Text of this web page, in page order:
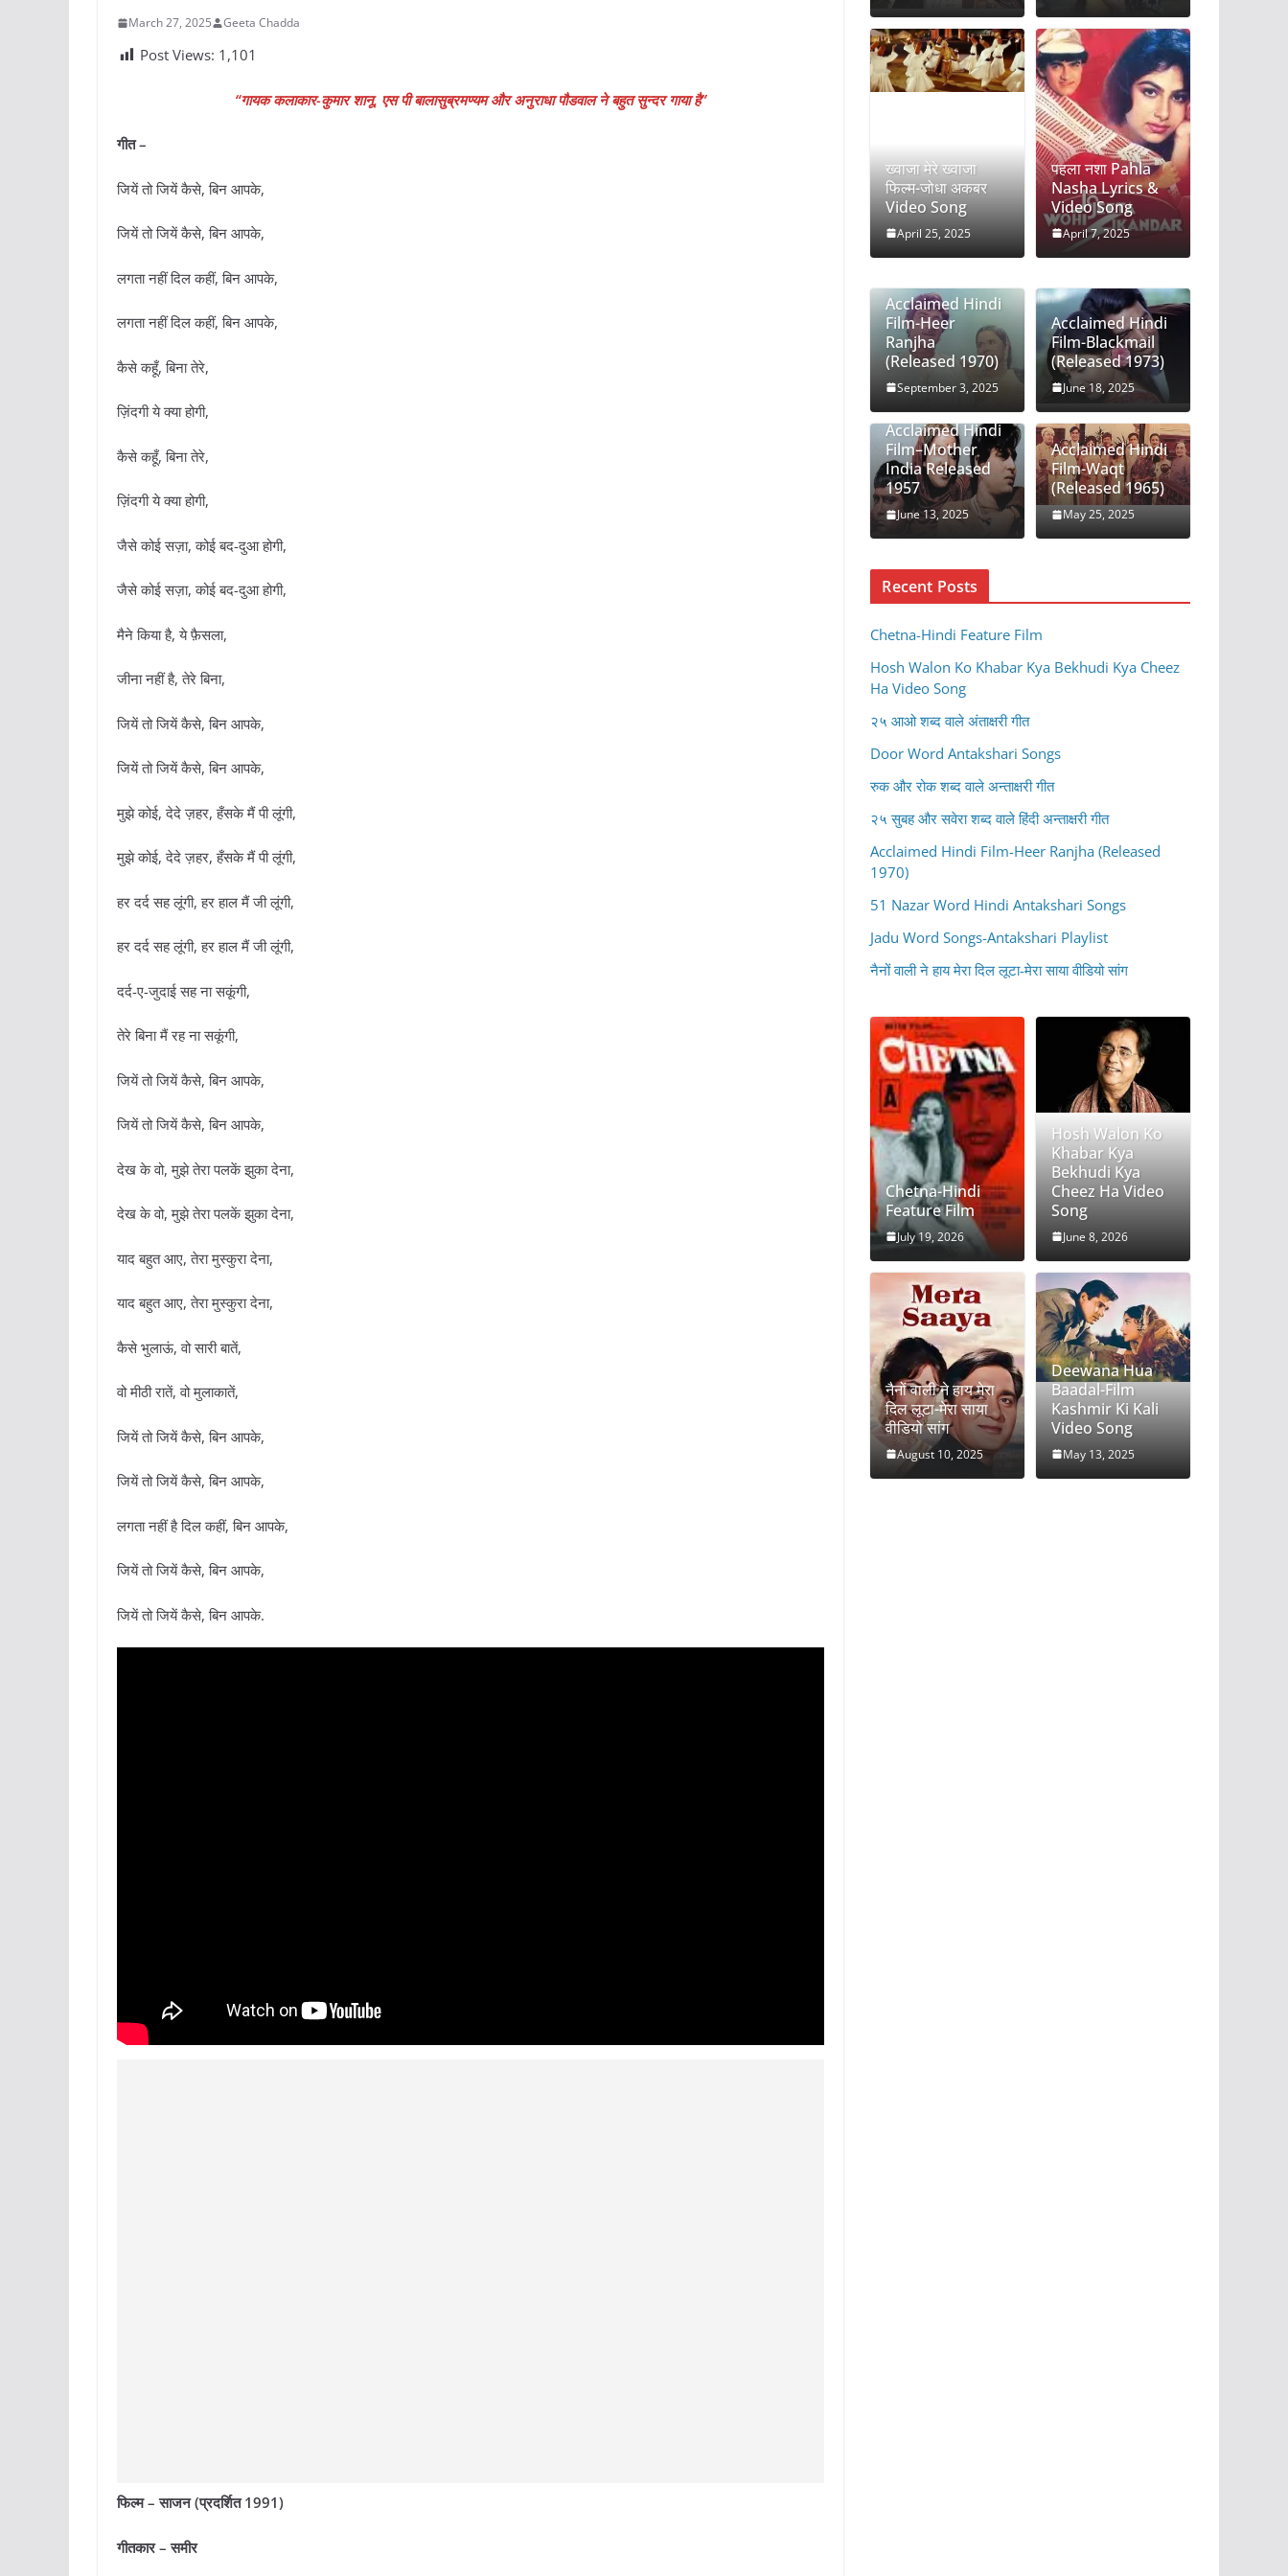
March 27, 2025 Geeta Chadda
Post Views: 1,101
“गायक कलाकार-कुमार शानू, एस पी बालासुब्रमण्यम और अनुराधा पौडवाल ने बहुत सुन्दर गाया है”
गीत –
जियें तो जियें कैसे, बिन आपके,
जियें तो जियें कैसे, बिन आपके,
लगता नहीं दिल कहीं, बिन आपके,
लगता नहीं दिल कहीं, बिन आपके,
कैसे कहूँ, बिना तेरे,
ज़िंदगी ये क्या होगी,
कैसे कहूँ, बिना तेरे,
ज़िंदगी ये क्या होगी,
जैसे कोई सज़ा, कोई बद-दुआ होगी,
जैसे कोई सज़ा, कोई बद-दुआ होगी,
मैने किया है, ये फ़ैसला,
जीना नहीं है, तेरे बिना,
जियें तो जियें कैसे, बिन आपके,
जियें तो जियें कैसे, बिन आपके,
मुझे कोई, देदे ज़हर, हँसके मैं पी लूंगी,
मुझे कोई, देदे ज़हर, हँसके मैं पी लूंगी,
हर दर्द सह लूंगी, हर हाल मैं जी लूंगी,
हर दर्द सह लूंगी, हर हाल मैं जी लूंगी,
दर्द-ए-जुदाई सह ना सकूंगी,
तेरे बिना मैं रह ना सकूंगी,
जियें तो जियें कैसे, बिन आपके,
जियें तो जियें कैसे, बिन आपके,
देख के वो, मुझे तेरा पलकें झुका देना,
देख के वो, मुझे तेरा पलकें झुका देना,
याद बहुत आए, तेरा मुस्कुरा देना,
याद बहुत आए, तेरा मुस्कुरा देना,
कैसे भुलाऊं, वो सारी बातें,
वो मीठी रातें, वो मुलाकातें,
जियें तो जियें कैसे, बिन आपके,
जियें तो जियें कैसे, बिन आपके,
लगता नहीं है दिल कहीं, बिन आपके,
जियें तो जियें कैसे, बिन आपके,
जियें तो जियें कैसे, बिन आपके.
फिल्म – साजन (प्रदर्शित 1991)
गीतकार – समीर
ख्वाजा मेरे ख्वाजा
फिल्म-जोधा अकबर
Video Song
April 25, 2025
पहला नशा Pahla
Nasha Lyrics &
Video Song
April 7, 2025
Acclaimed Hindi
Film-Heer
Ranjha
(Released 1970)
September 3, 2025
Acclaimed Hindi
Film-Blackmail
(Released 1973)
June 18, 2025
Acclaimed Hindi
Film–Mother
India Released
1957
June 13, 2025
Acclaimed Hindi
Film-Waqt
(Released 1965)
May 25, 2025
Recent Posts
Chetna-Hindi Feature Film
Hosh Walon Ko Khabar Kya Bekhudi Kya Cheez
Ha Video Song
२५ आओ शब्द वाले अंताक्षरी गीत
Door Word Antakshari Songs
रुक और रोक शब्द वाले अन्ताक्षरी गीत
२५ सुबह और सवेरा शब्द वाले हिंदी अन्ताक्षरी गीत
Acclaimed Hindi Film-Heer Ranjha (Released
1970)
51 Nazar Word Hindi Antakshari Songs
Jadu Word Songs-Antakshari Playlist
नैनों वाली ने हाय मेरा दिल लूटा-मेरा साया वीडियो सांग
Chetna-Hindi
Feature Film
July 19, 2026
Hosh Walon Ko
Khabar Kya
Bekhudi Kya
Cheez Ha Video
Song
June 8, 2026
नैनों वाली ने हाय मेरा
दिल लूटा-मेरा साया
वीडियो सांग
August 10, 2025
Deewana Hua
Baadal-Film
Kashmir Ki Kali
Video Song
May 13, 2025